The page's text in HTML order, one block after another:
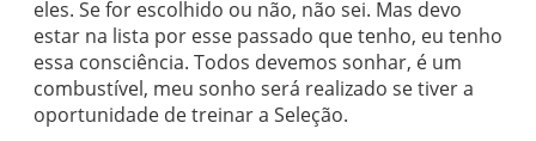
eles. Se for escolhido ou não, não sei. Mas devo
estar na lista por esse passado que tenho, eu tenho
essa consciência. Todos devemos sonhar, é um
combustível, meu sonho será realizado se tiver a
oportunidade de treinar a Seleção.